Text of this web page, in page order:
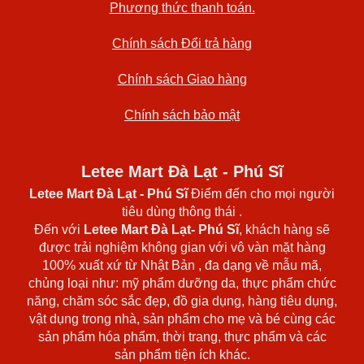
Phương thức thanh toán.
Chính sách Đổi trả hàng
Chính sách Giao hàng
Chính sách bảo mật
Letee Mart Đà Lạt - Phú Sĩ
Letee Mart Đà Lạt - Phú SĩĐiểm đến cho mọi người
tiêu dùng thông thái .
Đến với Letee Mart Đà Lạt- Phú Sĩ, khách hàng sẽ
được trải nghiệm không gian với vô vàn mặt hàng
100% xuất xứ từ Nhật Bản , đa dạng về mẫu mã,
chủng loại như: mỹ phẩm dưỡng da, thực phẩm chức
năng, chăm sóc sắc đẹp, đồ gia dụng, hàng tiêu dụng,
vật dụng trong nhà, sản phẩm cho mẹ và bé cùng các
sản phẩm hóa phẩm, thời trang, thực phẩm và các
sản phẩm tiện ích khác.